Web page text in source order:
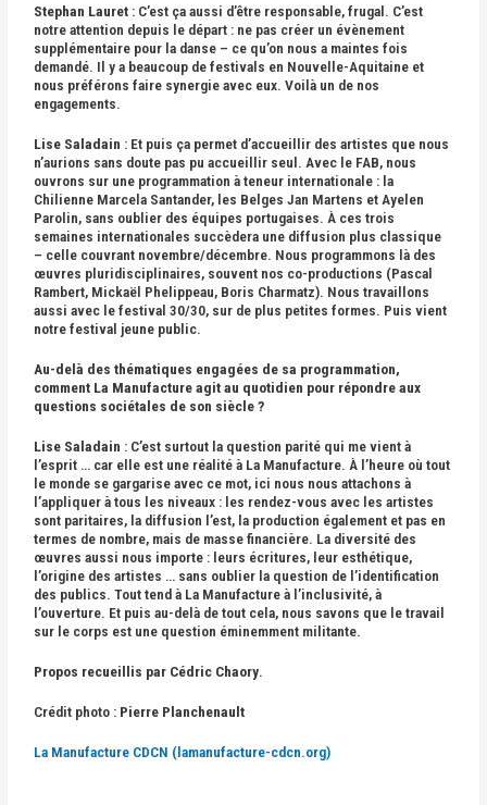
Stephan Lauret : C’est ça aussi d’être responsable, frugal. C’est
notre attention depuis le départ : ne pas créer un évènement
supplémentaire pour la danse – ce qu’on nous a maintes fois
demandé. Il y a beaucoup de festivals en Nouvelle-Aquitaine et
nous préférons faire synergie avec eux. Voilà un de nos
engagements.
Lise Saladain : Et puis ça permet d’accueillir des artistes que nous
n’aurions sans doute pas pu accueillir seul. Avec le FAB, nous
ouvrons sur une programmation à teneur internationale : la
Chilienne Marcela Santander, les Belges Jan Martens et Ayelen
Parolin, sans oublier des équipes portugaises. À ces trois
semaines internationales succèdera une diffusion plus classique
– celle couvrant novembre/décembre. Nous programmons là des
œuvres pluridisciplinaires, souvent nos co-productions (Pascal
Rambert, Mickaël Phelippeau, Boris Charmatz). Nous travaillons
aussi avec le festival 30/30, sur de plus petites formes. Puis vient
notre festival jeune public.
Au-delà des thématiques engagées de sa programmation,
comment La Manufacture agit au quotidien pour répondre aux
questions sociétales de son siècle ?
Lise Saladain : C’est surtout la question parité qui me vient à
l’esprit … car elle est une réalité à La Manufacture. À l’heure où tout
le monde se gargarise avec ce mot, ici nous nous attachons à
l’appliquer à tous les niveaux : les rendez-vous avec les artistes
sont paritaires, la diffusion l’est, la production également et pas en
termes de nombre, mais de masse financière. La diversité des
œuvres aussi nous importe : leurs écritures, leur esthétique,
l’origine des artistes … sans oublier la question de l’identification
des publics. Tout tend à La Manufacture à l’inclusivité, à
l’ouverture. Et puis au-delà de tout cela, nous savons que le travail
sur le corps est une question éminemment militante.
Propos recueillis par Cédric Chaory.
Crédit photo : Pierre Planchenault
La Manufacture CDCN (lamanufacture-cdcn.org)